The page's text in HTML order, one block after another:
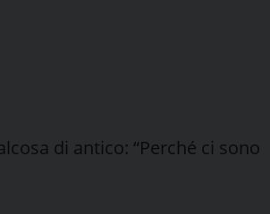
di antico: “Perché ci sono